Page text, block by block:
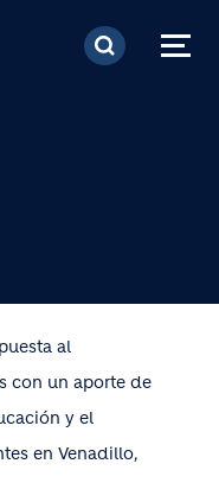
al contenido
al
con un aporte de
y el
en Venadillo,